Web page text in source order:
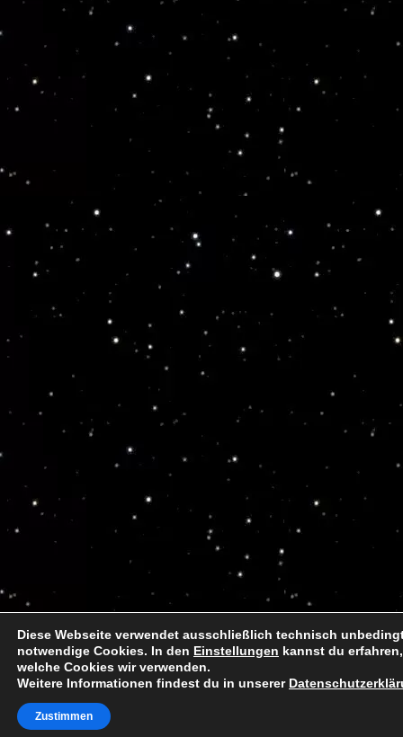
Diese Webseite verwendet ausschließlich technisch
notwendige Cookies. In den Einstellungen kannst du erfahren,
welche Cookies wir verwenden.
Weitere Informationen findest du in unserer
Zustimmen